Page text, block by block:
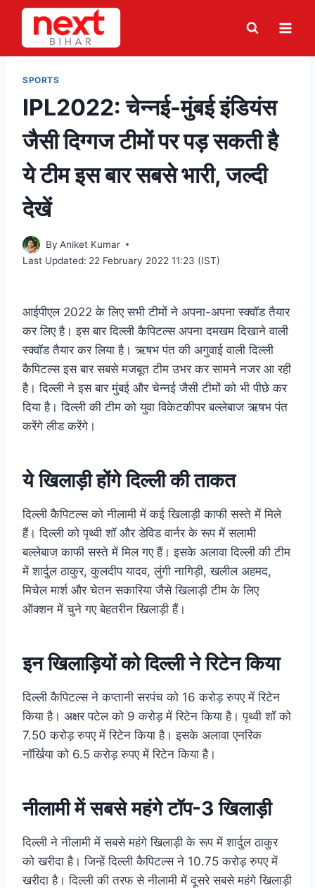
Skip
content
SPORTS
IPL2022: चेन्नई-मुंबई इंडियंस
जैसी दिग्गज टीमों पर पड़ सकती है
ये टीम इस बार सबसे भारी, जल्दी
देखें
By Aniket Kumar
Last Updated: 22 February 2022 11:23 (IST)
आईपीएल 2022 के लिए सभी टीमों ने अपना-अपना स्क्वॉड तैयार
कर लिए है। इस बार दिल्ली कैपिटल्स अपना दमखम दिखाने वाली
स्क्वॉड तैयार कर लिया है। ऋषभ पंत की अगुवाई वाली दिल्ली
कैपिटल्स इस बार सबसे मजबूत टीम उभर कर सामने नजर आ रही
है। दिल्ली ने इस बार मुंबई और चेन्नई जैसी टीमों को भी पीछे कर
दिया है। दिल्ली की टीम को युवा विकेटकीपर बल्लेबाज ऋषभ पंत
करेंगे लीड करेंगे।
ये खिलाड़ी होंगे दिल्ली की ताकत
दिल्ली कैपिटल्स को नीलामी में कई खिलाड़ी काफी सस्ते में मिले
हैं। दिल्ली को पृथ्वी शॉ और डेविड वार्नर के रूप में सलामी
बल्लेबाज काफी सस्ते में मिल गए हैं। इसके अलावा दिल्ली की टीम
में शार्दुल ठाकुर, कुलदीप यादव, लुंगी नागिड़ी, खलील अहमद,
मिचेल मार्श और चेतन सकारिया जैसे खिलाड़ी टीम के लिए
ऑक्शन में चुने गए बेहतरीन खिलाड़ी हैं।
इन खिलाड़ियों को दिल्ली ने रिटेन किया
दिल्ली कैपिटल्स ने कप्तानी सरपंच को 16 करोड़ रुपए में रिटेन
किया है। अक्षर पटेल को 9 करोड़ में रिटेन किया है। पृथ्वी शॉ को
7.50 करोड़ रुपए में रिटेन किया है। इसके अलावा एनरिक
नॉर्खिया को 6.5 करोड़ रुपए में रिटेन किया है।
नीलामी में सबसे महंगे टॉप-3 खिलाड़ी
दिल्ली ने नीलामी में सबसे महंगे खिलाड़ी के रूप में शार्दुल ठाकुर
को खरीदा है। जिन्हें दिल्ली कैपिटल्स ने 10.75 करोड़ रुपए में
खरीदा है। दिल्ली की तरफ से नीलामी में दूसरे सबसे महंगे खिलाड़ी